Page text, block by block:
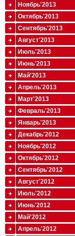
Ноябрь'2013
Октябрь'2013
Сентябрь'2013
Август'2013
Июль'2013
Июнь'2013
Май'2013
Апрель'2013
Март'2013
Февраль'2013
Январь'2013
Декабрь'2012
Ноябрь'2012
Октябрь'2012
Сентябрь'2012
Август'2012
Июль'2012
Июнь'2012
Май'2012
Апрель'2012